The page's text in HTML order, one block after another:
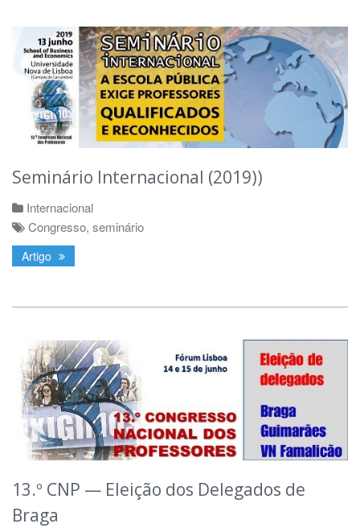
Seminário Internacional (2019))
Internacional
Congresso, seminário
Artigo
13.º CNP — Eleição dos Delegados de
Braga